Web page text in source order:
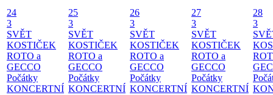
24
3
SVĚT
KOSTIČEK
ROTO a
GECCO
Počátky
KONCERTNÍ
25
3
SVĚT
KOSTIČEK
ROTO a
GECCO
Počátky
KONCERTNÍ
26
3
SVĚT
KOSTIČEK
ROTO a
GECCO
Počátky
KONCERTNÍ
27
3
SVĚT
KOSTIČEK
ROTO a
GECCO
Počátky
KONCERTNÍ
28
3